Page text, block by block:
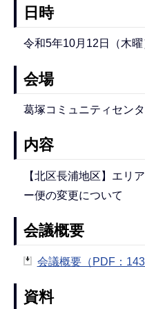
日時
令和5年10月12日（木
会場
葛塚コミュニティセン
内容
【北区長浦地区】エリ
ー便の変更について
会議概要
会議概要（PDF：
資料